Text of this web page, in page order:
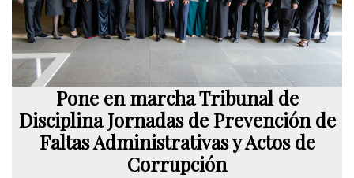
Pone en marcha Tribunal de
Disciplina Jornadas de Prevención de
Faltas Administrativas y Actos de
Corrupción